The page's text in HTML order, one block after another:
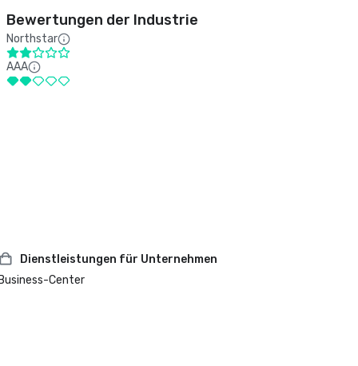
Bewertungen der Industrie
Northstar
AAA
Dienstleistungen für Unternehmen
Business-Center